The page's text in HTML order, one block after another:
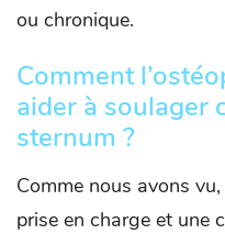
ou chronique.
Comment
aider à soulager
sternum ?
Comme nous avons
prise en charge et une